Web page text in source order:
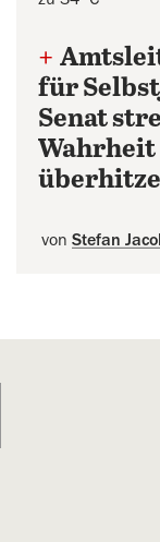
+
für
Senat
Wahrheit
von Stefan